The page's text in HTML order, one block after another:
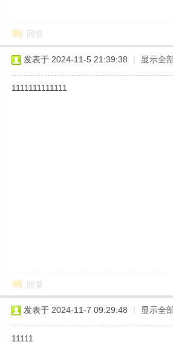
回复
发表于 2024-11-5 21:39:38 | 显示全
1111111111111
回复
发表于 2024-11-7 09:29:48 | 显示全
11111